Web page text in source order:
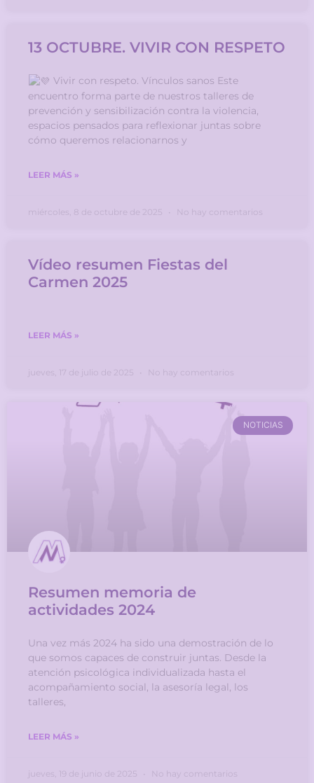
13 OCTUBRE. VIVIR CON RESPETO
Vivir con respeto. Vínculos sanos Este
encuentro forma parte de nuestros talleres de
prevención y sensibilización contra la violencia,
espacios pensados para reflexionar juntas sobre
cómo queremos relacionarnos y
LEER MÁS »
miércoles, 8 de octubre de 2025 No hay comentarios
Vídeo resumen Fiestas del
Carmen 2025
LEER MÁS »
jueves, 17 de julio de 2025 No hay comentarios
NOTICIAS
Resumen memoria de
actividades 2024
Una vez más 2024 ha sido una demostración de lo
que somos capaces de construir juntas. Desde la
atención psicológica individualizada hasta el
acompañamiento social, la asesoría legal, los
talleres,
LEER MÁS »
jueves, 19 de junio de 2025 No hay comentarios